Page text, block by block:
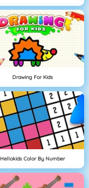
Drawing For Kids
Hellokids Color By Number